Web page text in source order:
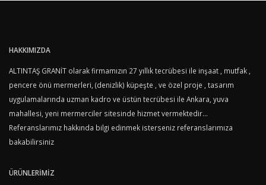
HAKKIMIZDA
ALTINTAŞ GRANİT olarak firmamızın 27 yıllık tecrübesi ile inşaat , mutfak ,
pencere önü mermerleri, (denizlik) küpeşte , ve özel proje , tasarım
uygulamalarında uzman kadro ve üstün tecrübesi ile Ankara, yuva
mahallesi, yeni mermerciler sitesinde hizmet vermektedir...
Referanslarımız hakkında bilgi edinmek isterseniz referanslarımıza
bakabilirsiniz
Altıntaş Mermer, üretim ve montaj uygulamasında koşulsuz müşteri
ÜRÜNLERİMİZ